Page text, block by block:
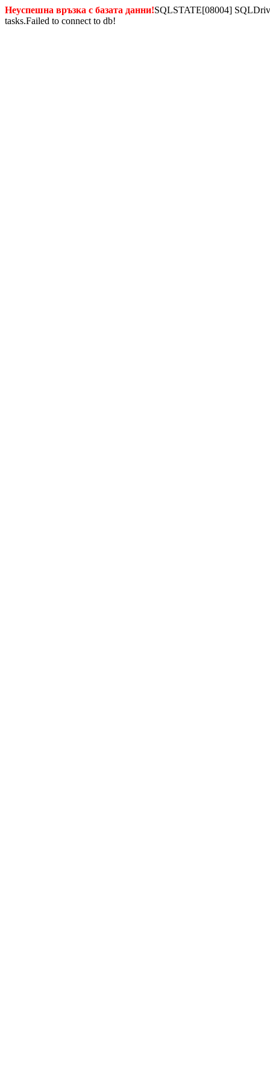
Неуспешна връзка с базата данни!SQLSTATE[08004]
tasks.Failed to connect to db!